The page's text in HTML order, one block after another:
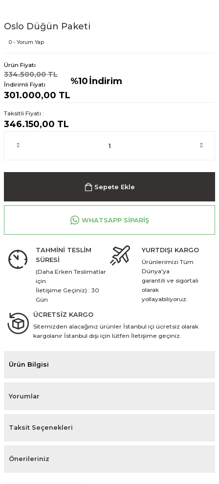
Oslo Düğün Paketi
0 - Yorum Yap
Ürün Fiyatı
334.500,00 TL
İndirimli Fiyatı
301.000,00 TL
%10İndirim
Taksitli Fiyatı :
346.150,00 TL
Sepete Ekle
WHATSAPP SİPARİŞ
TAHMİNİ TESLİM
SÜRESİ
(Daha Erken Teslimatlar
için
İletişime Geçiniz) : 30
Gün
YURTDIŞI KARGO
Ürünlerimizi Tüm
Dünya'ya
garantili ve sigortalı
olarak
yollayabiliyoruz.
ÜCRETSİZ KARGO
Sitemizden alacağınız ürünler İstanbul içi ücretsiz olarak
kargolanır İstanbul dışı için lütfen İletişime geçiniz.
Ürün Bilgisi
Yorumlar
Taksit Seçenekleri
Önerileriniz